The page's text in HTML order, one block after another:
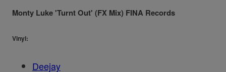
Monty Luke 'Turnt Out' (FX Mix) FINA Records
Vinyl:
Deejay